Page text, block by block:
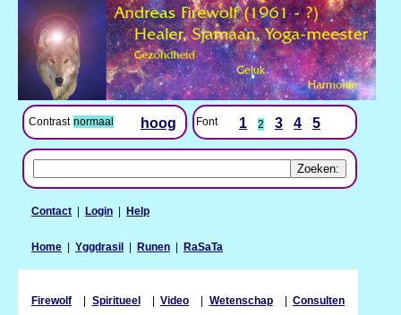
Contrast normaal hoog Font 1 2 3 4 5
Contact | Login | Help
Home | Yggdrasil | Runen | RaSaTa
Firewolf | Spiritueel| Video | Wetenschap| Consulten